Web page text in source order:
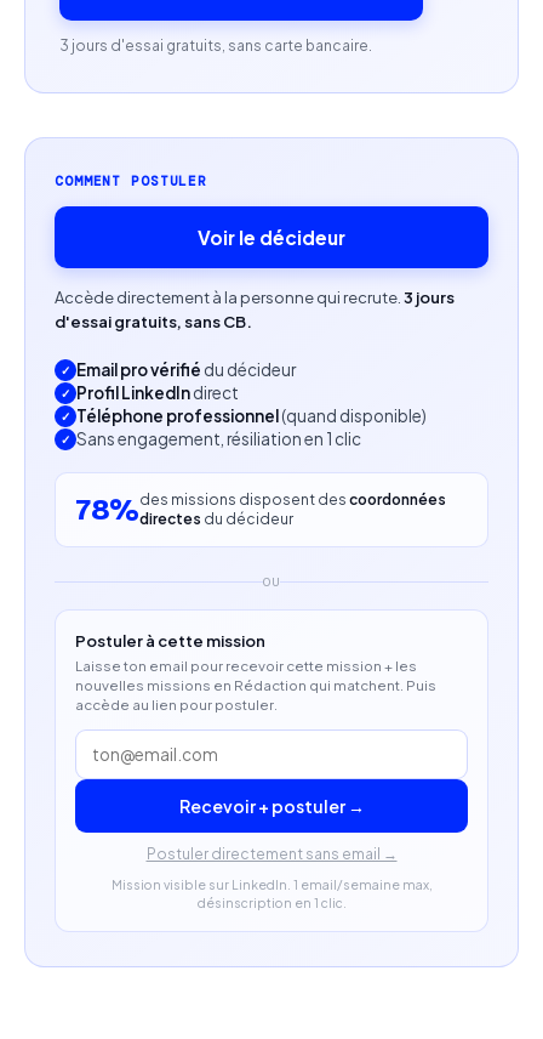
3 jours d'essai gratuits, sans carte bancaire.
COMMENT POSTULER
Voir le décideur
Accède directement à la personne qui recrute. 3 jours
d'essai gratuits, sans CB.
Email pro vérifié du décideur
Profil LinkedIndirect
Téléphone professionnel(quand disponible)
Sans engagement, résiliation en 1 clic
78%des missions disposent des coordonnées
directes du décideur
OU
Postuler à cette mission
Laisse ton email pour recevoir cette mission + les
nouvelles missions en Rédaction qui matchent. Puis
accède au lien pour postuler.
Recevoir + postuler →
Postuler directement sans email →
Mission visible sur LinkedIn. 1 email/semaine max,
désinscription en 1 clic.